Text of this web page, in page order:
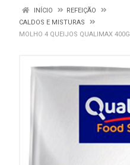
INÍCIO
REFEIÇÃO
CALDOS E MISTURAS
MOLHO 4 QUEIJOS QUALIMAX 400G